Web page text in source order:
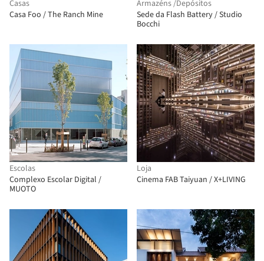
Casas
Casa Foo / The Ranch Mine
Armazéns /Depósitos
Sede da Flash Battery / Studio
Bocchi
Escolas
Complexo Escolar Digital /
MUOTO
Loja
Cinema FAB Taiyuan / X+LIVING